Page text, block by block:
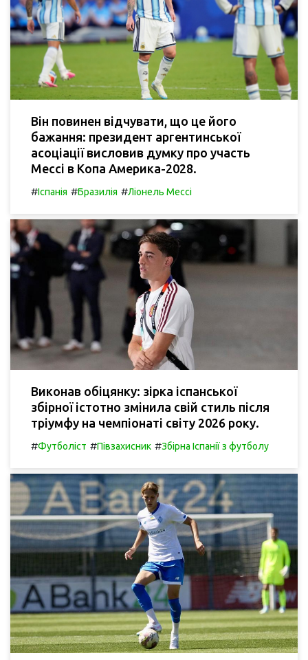
Він повинен відчувати, що це його
бажання: президент аргентинської
асоціації висловив думку про участь
Мессі в Копа Америка-2028.
#Іспанія #Бразилія #Ліонель Мессі
Виконав обіцянку: зірка іспанської
збірної істотно змінила свій стиль після
тріумфу на чемпіонаті світу 2026 року.
#Футболіст #Півзахисник #Збірна Іспанії з футболу